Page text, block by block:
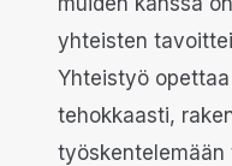
yhteisten
Yhteistyö
tehokkaasti,
työskentelemään